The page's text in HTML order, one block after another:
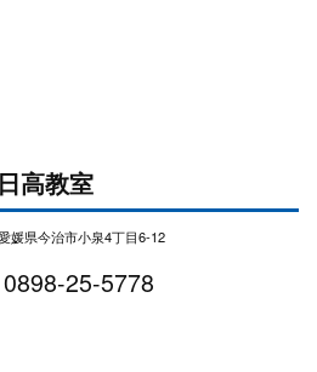
日高教室
媛県今治市小泉4丁目6-12
25-5778